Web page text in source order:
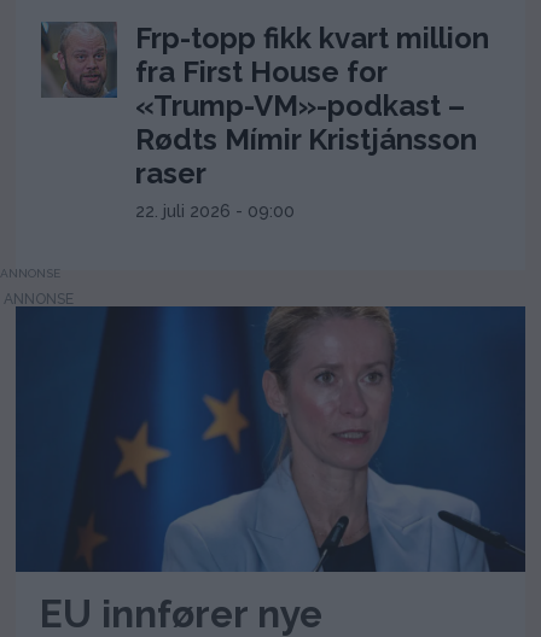
Frp-topp fikk kvart million
fra First House for
«Trump-VM»-podkast –
Rødts Mímir Kristjánsson
raser
22. juli 2026 - 09:00
ANNONSE
EU innfører nye